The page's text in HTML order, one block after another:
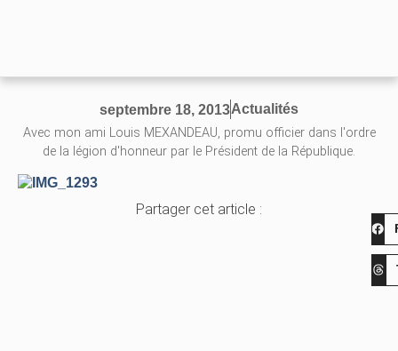
septembre 18, 2013Actualités
Avec mon ami Louis MEXANDEAU, promu officier dans l'ordre
de la légion d'honneur par le Président de la République.
Partager cet article :